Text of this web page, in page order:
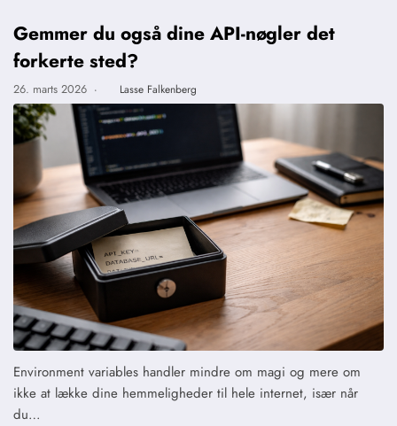
Gemmer du også dine API-nøgler det
forkerte sted?
26. marts 2026 · Lasse Falkenberg
Environment variables handler mindre om magi og mere om
ikke at lække dine hemmeligheder til hele internet, især når
du…